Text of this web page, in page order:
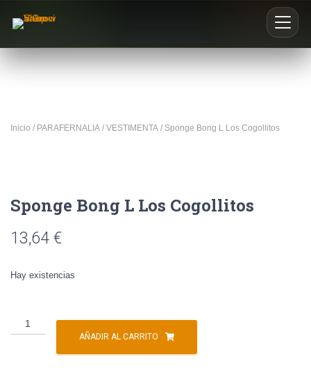
Inicio / PARAFERNALIA / VESTIMENTA / Sponge Bong L Los Cogollitos
Sponge Bong L Los Cogollitos
13,64 €
Hay existencias
AÑADIR AL CARRITO